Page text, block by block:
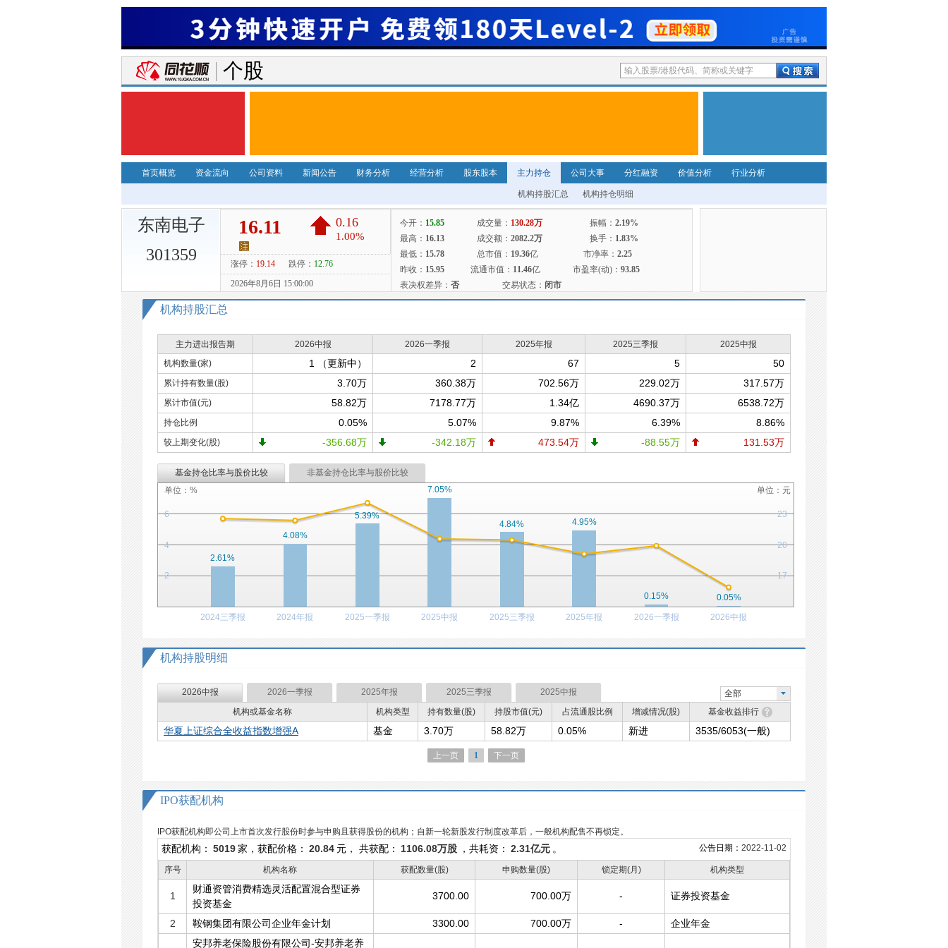
个股
首页概览 资金流向 公司资料 新闻公告 财务分析 经营分析 股东股本 主力持仓 公司大事 分红融资 价值分析 行业分析
机构持股汇总 机构持仓明细
东南电子
301359